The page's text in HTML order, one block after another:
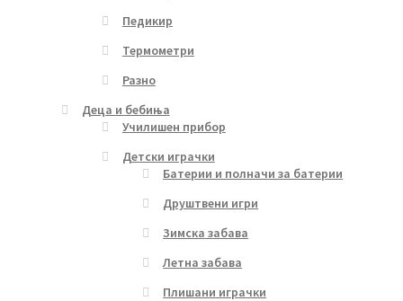
Педикир
Термометри
Разно
Деца и бебиња
Училишен прибор
Детски играчки
Батерии и полначи за батерии
Друштвени игри
Зимска забава
Летна забава
Плишани играчки